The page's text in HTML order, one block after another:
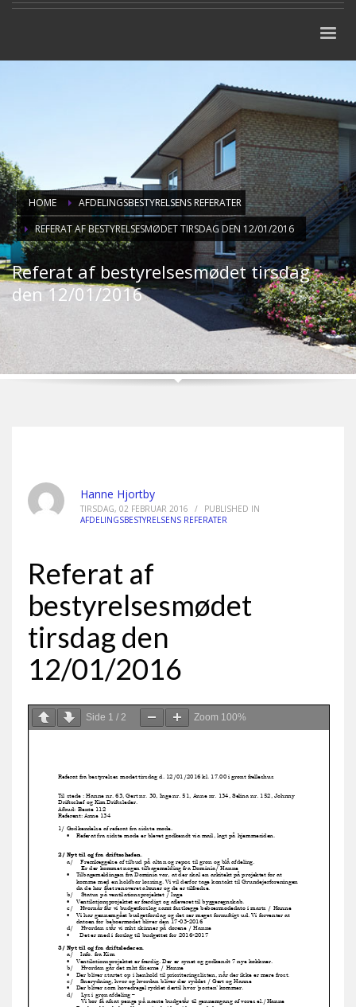
HOME
AFDELINGSBESTYRELSENS REFERATER
REFERAT AF BESTYRELSESMØDET TIRSDAG DEN 12/01/2016
Referat af bestyrelsesmødet tirsdag
den 12/01/2016
Hanne Hjortby
TIRSDAG, 02 FEBRUAR 2016 /
PUBLISHED IN
AFDELINGSBESTYRELSENS REFERATER
Referat af
bestyrelsesmødet
tirsdag den
12/01/2016
Side 1 / 2 Zoom 100%